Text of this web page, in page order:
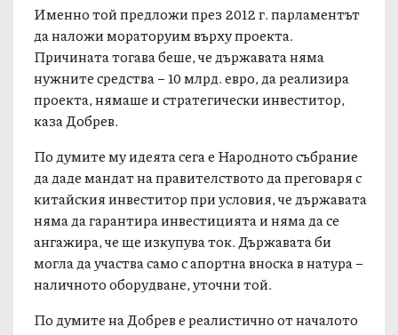
Именно той предложи през 2012 г. парламентът
да наложи мораторуим върху проекта.
Причината тогава беше, че държавата няма
нужните средства – 10 млрд. евро, да реализира
проекта, нямаше и стратегически инвеститор,
каза Добрев.
По думите му идеята сега е Народното събрание
да даде мандат на правителството да преговаря с
китайския инвеститор при условия, че държавата
няма да гарантира инвестицията и няма да се
ангажира, че ще изкупува ток. Държавата би
могла да участва само с апортна вноска в натура –
наличното оборудване, уточни той.
По думите на Добрев е реалистично от началото